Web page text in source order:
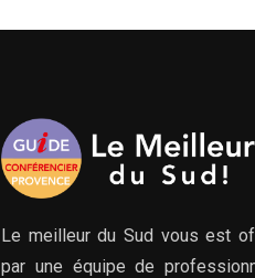
Le meilleur du Sud vous est
par une équipe de